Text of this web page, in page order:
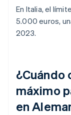
En Italia, el
5.000 euros,
2023.
¿Cuándo
máximo
en